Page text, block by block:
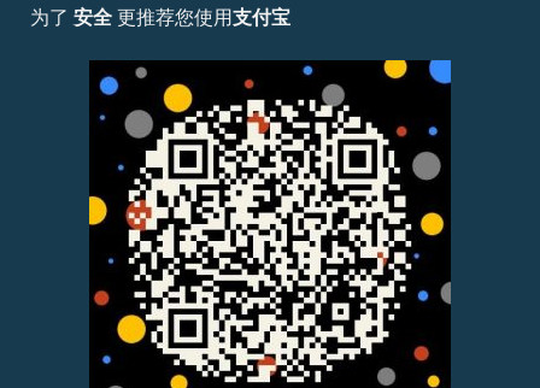
为了 安全 更推荐您使用支付宝